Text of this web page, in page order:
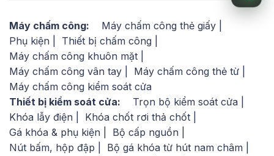
Máy chấm công:
Máy chấm công thẻ giấy
Phụ kiện
Thiết bị chấm công
Máy chấm công khuôn mặt
Máy chấm công vân tay
Máy chấm công thẻ từ
Máy chấm công kiểm soát cửa
Thiết bị kiểm soát cửa:
Trọn bộ kiểm soát cửa
Khóa lẫy điện
Khóa chốt rơi thả chốt
Gá khóa & phụ kiện
Bộ cấp nguồn
Nút bấm, hộp đập
Bộ gá khóa từ hút nam châm